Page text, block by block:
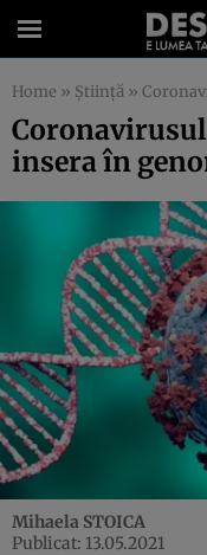
Home » Știință »
Coronavirusul
insera în
Mihaela STOICA
Publicat: 13.05.2021